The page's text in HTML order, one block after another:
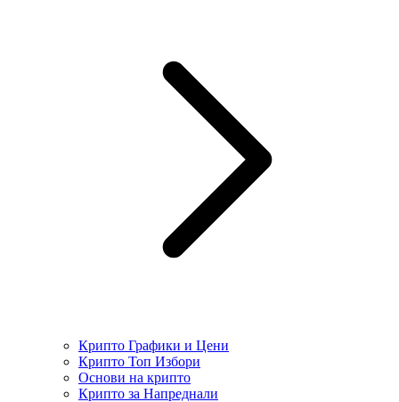
Крипто Графики и Цени
Крипто Топ Избори
Основи на крипто
Крипто за Напреднали